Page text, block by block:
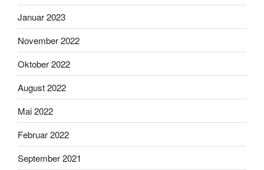
Januar 2023
November 2022
Oktober 2022
August 2022
Mai 2022
Februar 2022
September 2021